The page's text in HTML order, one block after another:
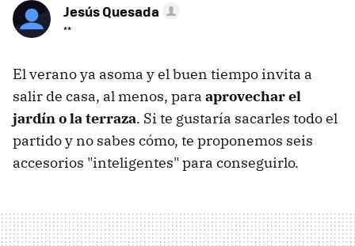
Jesús Quesada
**
El verano ya asoma y el buen tiempo invita a
salir de casa, al menos, para aprovechar el
jardín o la terraza. Si te gustaría sacarles todo el
partido y no sabes cómo, te proponemos seis
accesorios "inteligentes" para conseguirlo.